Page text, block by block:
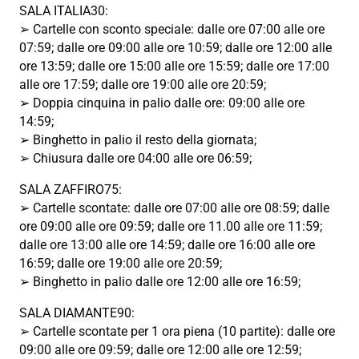
SALA ITALIA30:
➢ Cartelle con sconto speciale: dalle ore 07:00 alle ore
07:59; dalle ore 09:00 alle ore 10:59; dalle ore 12:00 alle
ore 13:59; dalle ore 15:00 alle ore 15:59; dalle ore 17:00
alle ore 17:59; dalle ore 19:00 alle ore 20:59;
➢ Doppia cinquina in palio dalle ore: 09:00 alle ore
14:59;
➢ Binghetto in palio il resto della giornata;
➢ Chiusura dalle ore 04:00 alle ore 06:59;
SALA ZAFFIRO75:
➢ Cartelle scontate: dalle ore 07:00 alle ore 08:59; dalle
ore 09:00 alle ore 09:59; dalle ore 11.00 alle ore 11:59;
dalle ore 13:00 alle ore 14:59; dalle ore 16:00 alle ore
16:59; dalle ore 19:00 alle ore 20:59;
➢ Binghetto in palio dalle ore 12:00 alle ore 16:59;
SALA DIAMANTE90:
➢ Cartelle scontate per 1 ora piena (10 partite): dalle ore
09:00 alle ore 09:59; dalle ore 12:00 alle ore 12:59;